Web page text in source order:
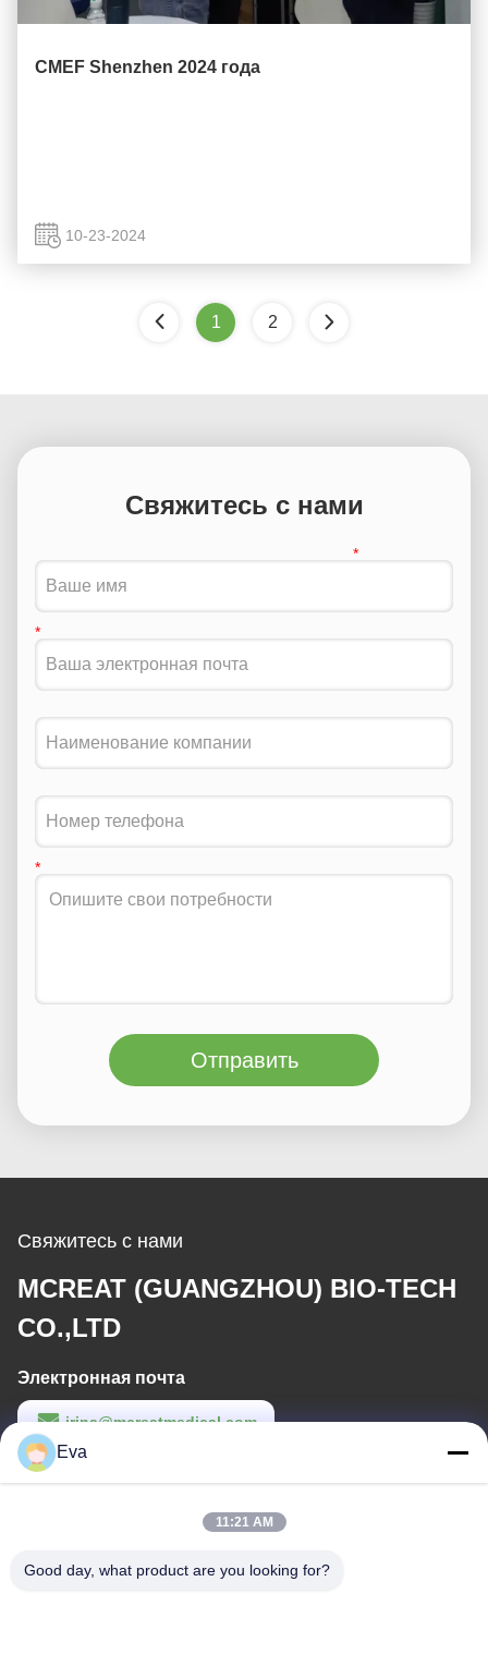
CMEF Shenzhen 2024 года
10-23-2024
1 2
Свяжитесь с нами
Отправить
Свяжитесь с нами
MCREAT (GUANGZHOU) BIO-TECH
CO.,LTD
Электронная почта
irina@mcreatmedical.com
Рабочее время
Eva
11:21 AM
Good day, what product are you looking for?